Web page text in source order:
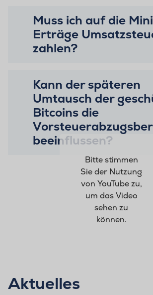
Muss ich auf die
Erträge
zahlen?
Kann der späteren
Umtausch der
Bitcoins die
beeinflussen?
Bitte stimmen
Sie der Nutzung
von YouTube zu,
um das Video
sehen zu
können.
Aktuelles